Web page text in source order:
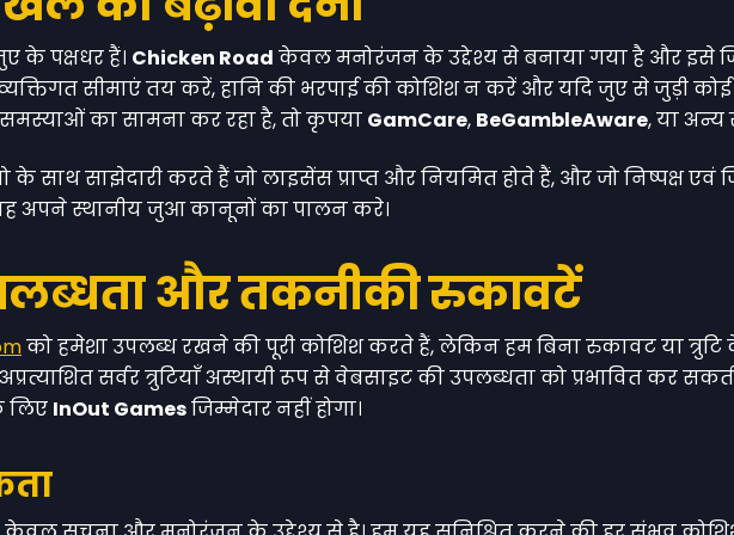
के पक्षधर हैं। Chicken Road केवल मनोरंजन के उद्देश्य से बनाया गया है और इसे
सीमाएं तय करें, हानि की भरपाई की कोशिश न करें और यदि जुए से जुड़ी
का सामना कर रहा है, तो कृपया GamCare, BeGambleAware, या
साझेदारी करते हैं जो लाइसेंस प्राप्त और नियमित होते हैं, और जो निष्पक्ष एवं
अपने स्थानीय जुआ कानूनों का पालन करे।
और तकनीकी रुकावटें
को हमेशा उपलब्ध रखने की पूरी कोशिश करते हैं, लेकिन हम बिना रुकावट या
सर्वर त्रुटियाँ अस्थायी रूप से वेबसाइट की उपलब्धता को प्रभावित कर
लिए InOut Gamesजिम्मेदार नहीं होगा।